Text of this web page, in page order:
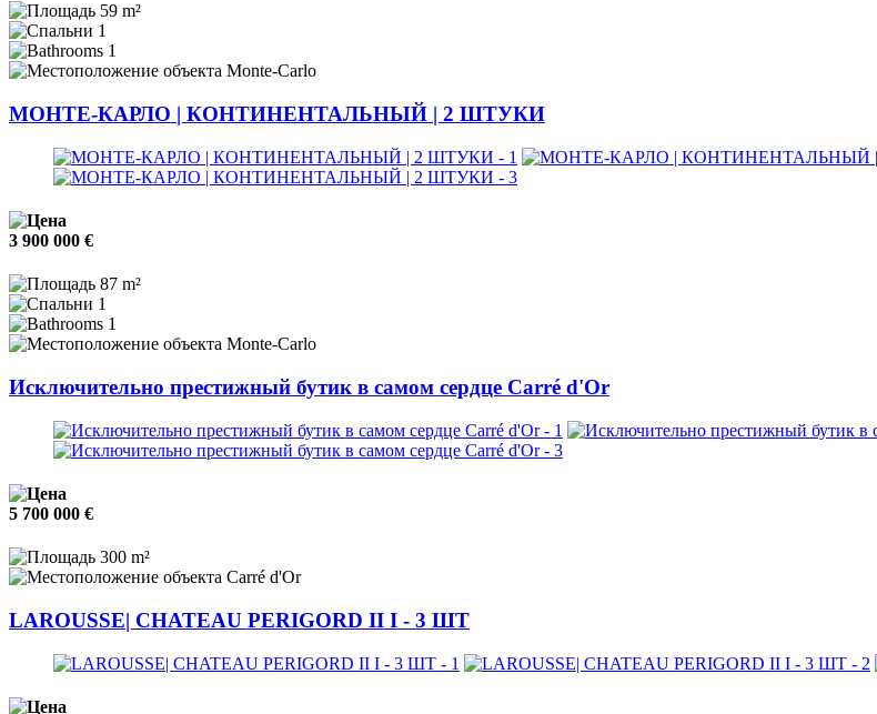
59 m²
1
1
Monte-Carlo
МОНТЕ-КАРЛО | КОНТИНЕНТАЛЬНЫЙ | 2 ШТУКИ
3 900 000 €
87 m²
1
1
Monte-Carlo
Исключительно престижный бутик в самом сердце Carré d'Or
5 700 000 €
300 m²
Carré d'Or
LAROUSSE| CHATEAU PERIGORD II I - 3 ШТ